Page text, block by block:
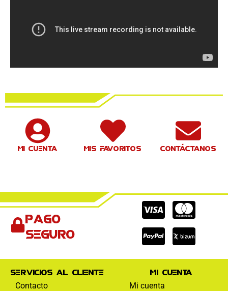
Mi cuenta Mis favoritos Contáctanos
Pago
seguro
Cc-
visa
Cc-
Cc-
paypal
Servicios al cliente
Contacto
Mi cuenta
Mi cuenta